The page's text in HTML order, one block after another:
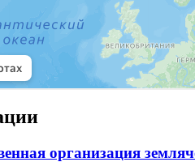
организация